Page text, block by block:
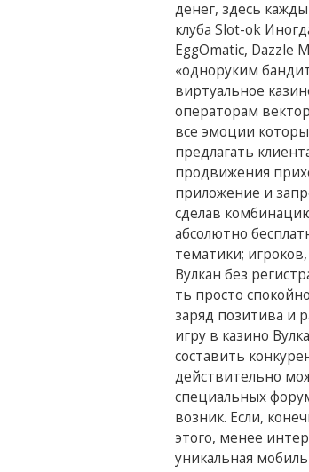
денег, здесь
клуба Slot-ok
EggOmatic, Dazzle
«одноруким
виртуальное
операторам
все эмоции
предлагать
продвижения
приложение и
сделав
абсолютно
тематики;
Вулкан без
ть просто
заряд позитива и
игру в казино
составить
действительно
специальных
возник. Если,
этого, менее
уникальная